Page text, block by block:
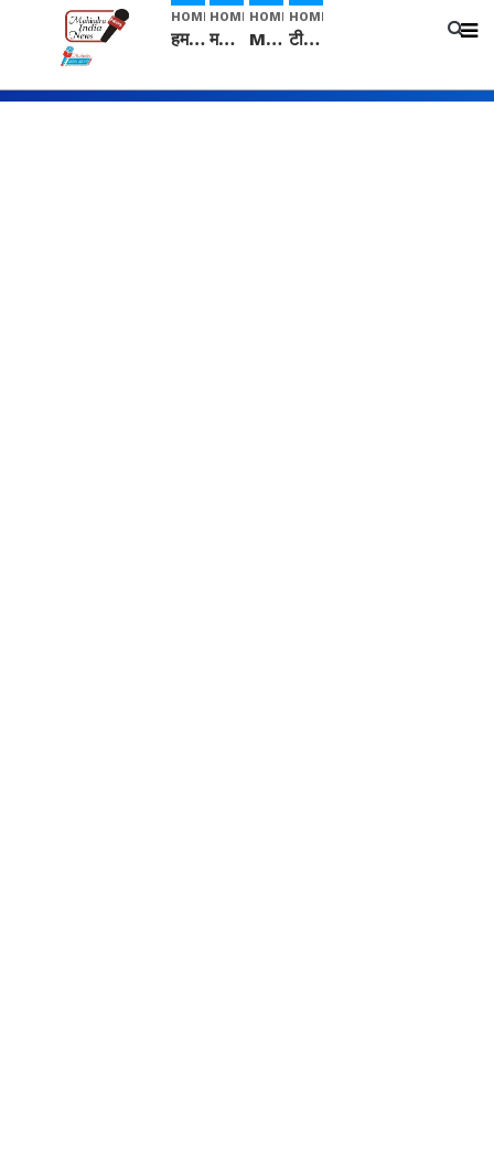
HOME
हम सनातनी..." सांसद kangana Ranaut से क्या बोली लड़की? Viral Jantar-Mantar | CJP protest
HOME
मनीषा हत्याकांड: हत्या, आत्महत्या या कोई बड़ा राज? | Full Story | Josh Haryana
HOME
Mangalsutra: हिंदू धर्म में शादी के बाद मंगलसूत्र क्यों पहनती है महिलाएं, किसने शुरु की ये परंपरा
HOME
टीम बीकेई ने एग्रीकल्चर ग्रेड की यूरिया खाद गट्टों में बदलकर टेक्निकल ग्रेड में बेचने वालों पर करवाई कार्रवाई: लखविंदर सिंह औलख